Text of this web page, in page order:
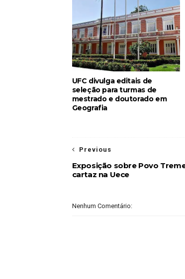
UFC divulga editais de
seleção para turmas de
mestrado e doutorado em
Geografia
Previous
Exposição sobre Povo
cartaz na Uece
Nenhum Comentário: